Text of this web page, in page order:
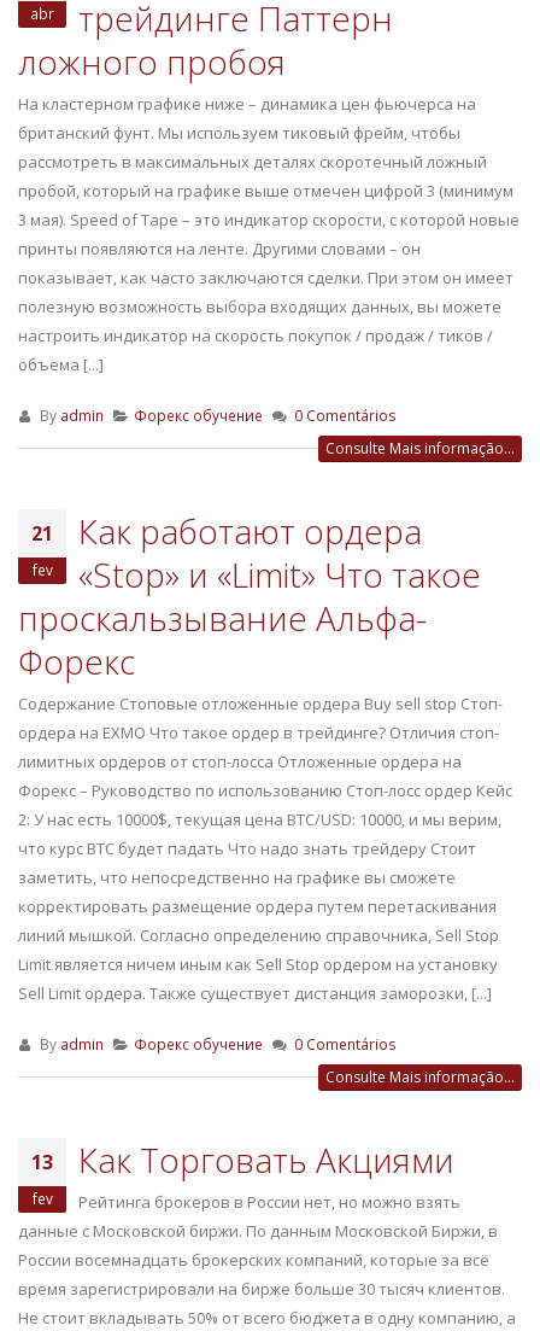
abr
трейдинге Паттерн
ложного пробоя
На кластерном графике ниже – динамика цен фьючерса на
британский фунт. Мы используем тиковый фрейм, чтобы
рассмотреть в максимальных деталях скоротечный ложный
пробой, который на графике выше отмечен цифрой 3 (минимум
3 мая). Speed of Tape – это индикатор скорости, с которой новые
принты появляются на ленте. Другими словами – он
показывает, как часто заключаются сделки. При этом он имеет
полезную возможность выбора входящих данных, вы можете
настроить индикатор на скорость покупок / продаж / тиков /
объема [...]
By admin Форекс обучение 0 Comentários
Consulte Mais informação...
21
fev
Как работают ордера
«Stop» и «Limit» Что такое
проскальзывание Альфа-
Форекс
Содержание Стоповые отложенные ордера Buy sell stop Стоп-
ордера на EXMO Что такое ордер в трейдинге? Отличия стоп-
лимитных ордеров от стоп-лосса Отложенные ордера на
Форекс – Руководство по использованию Стоп-лосс ордер Кейс
2: У нас есть 10000$, текущая цена BTC/USD: 10000, и мы верим,
что курс BTC будет падать Что надо знать трейдеру Стоит
заметить, что непосредственно на графике вы сможете
корректировать размещение ордера путем перетаскивания
линий мышкой. Согласно определению справочника, Sell Stop
Limit является ничем иным как Sell Stop ордером на установку
Sell Limit ордера. Также существует дистанция заморозки, [...]
By admin Форекс обучение 0 Comentários
Consulte Mais informação...
13
fev
Как Торговать Акциями
Рейтинга брокеров в России нет, но можно взять
данные с Московской биржи. По данным Московской Биржи, в
России восемнадцать брокерских компаний, которые за всё
время зарегистрировали на бирже больше 30 тысяч клиентов.
Не стоит вкладывать 50% от всего бюджета в одну компанию, а